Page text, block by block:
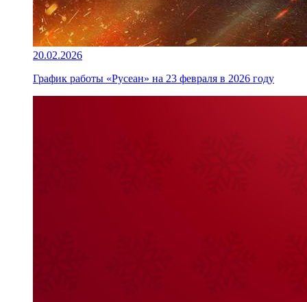
20.02.2026
График работы «Русеан» на 23 февраля в 2026 году